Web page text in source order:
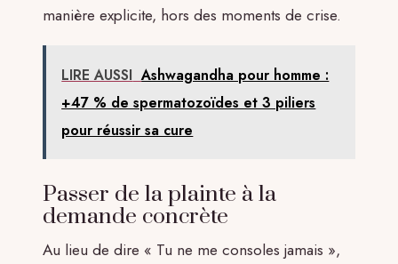
manière explicite, hors des moments de crise.
LIRE AUSSI Ashwagandha pour homme :
+47 % de spermatozoïdes et 3 piliers
pour réussir sa cure
Passer de la plainte à la
demande concrète
Au lieu de dire « Tu ne me consoles jamais »,